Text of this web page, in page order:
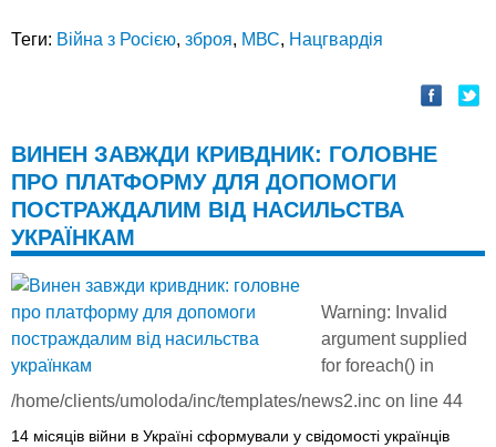
Теги: Війна з Росією, зброя, МВС, Нацгвардія
ВИНЕН ЗАВЖДИ КРИВДНИК: ГОЛОВНЕ
ПРО ПЛАТФОРМУ ДЛЯ ДОПОМОГИ
ПОСТРАЖДАЛИМ ВІД НАСИЛЬСТВА
УКРАЇНКАМ
Warning: Invalid
argument supplied
for foreach() in
/home/clients/umoloda/inc/templates/news2.inc on line 44
14 місяців війни в Україні сформували у свідомості українців